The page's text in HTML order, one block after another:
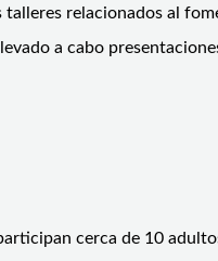
relacionados al
a cabo
cerca de 10